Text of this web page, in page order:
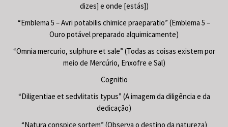
dizes] e onde [estás])
“Emblema 5 – Avri potabilis chimice praeparatio” (Emblema 5 –
Ouro potável preparado alquimicamente)
“Omnia mercurio, sulphure et sale” (Todas as coisas existem por
meio de Mercúrio, Enxofre e Sal)
Cognitio
“Diligentiae et sedvlitatis typus” (A imagem da diligência e da
dedicação)
“Natura conspice sortem” (Observa o destino da natureza)